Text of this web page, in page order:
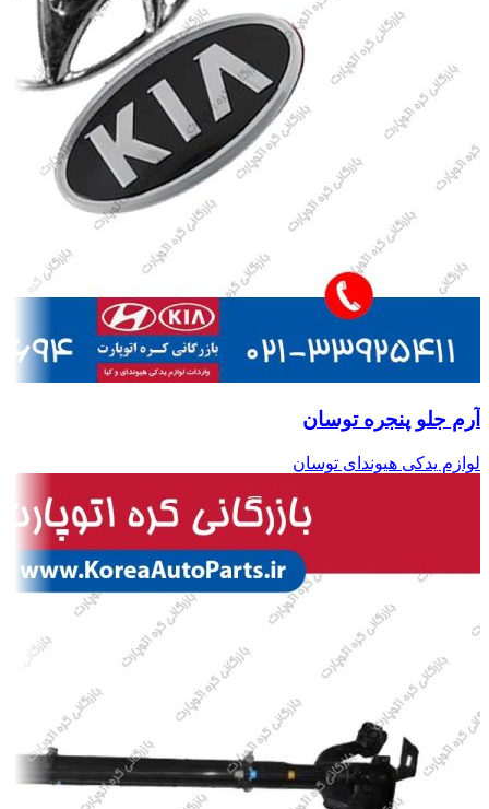
آرم جلو پنجره توسان
لوازم یدکی هیوندای توسان